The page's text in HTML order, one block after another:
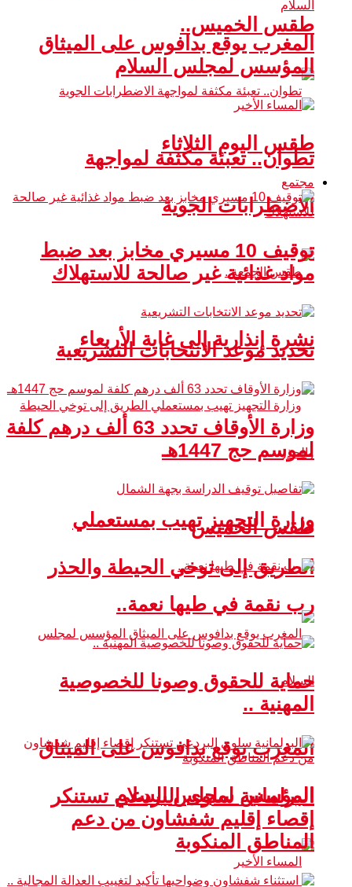
طقس الخميس..
تطوان.. تعبئة مكثفة لمواجهة
الاضطرابات الجوية
نشرة إنذارية إلى غاية الأربعاء
وزارة التجهيز تهيب بمستعملي
الطريق إلى توخي الحيطة والحذر
المغرب يوقع بدافوس على الميثاق
المؤسس لمجلس السلام
المغرب يوقع بدافوس على الميثاق
المؤسس لمجلس السلام
طقس اليوم الثلاثاء
مجتمع
توقيف 10 مسيري مخابز بعد ضبط
مواد غذائية غير صالحة للاستهلاك
تحديد موعد الانتخابات التشريعية
وزارة الأوقاف تحدد 63 ألف درهم كلفة
لموسم حج 1447هـ
طقس الخميس
رب نقمة في طيها نعمة..
حماية للحقوق وصونا للخصوصية
المهنية ..
البرلمانية سلوى البردعي تستنكر
إقصاء إقليم شفشاون من دعم
المناطق المنكوبة